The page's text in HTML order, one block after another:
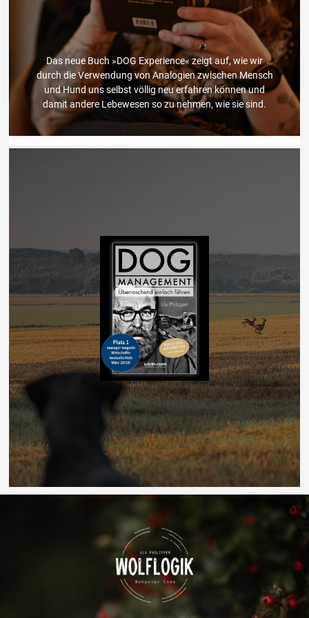
Das neue Buch »DOG Experience« zeigt auf, wie wir
durch die Verwendung von Analogien zwischen Mensch
und Hund uns selbst völlig neu erfahren können und
damit andere Lebewesen so zu nehmen, wie sie sind.